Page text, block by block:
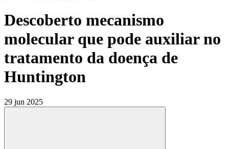
Descoberto mecanismo
molecular que pode auxiliar no
tratamento da doença de
Huntington
29 jun 2025